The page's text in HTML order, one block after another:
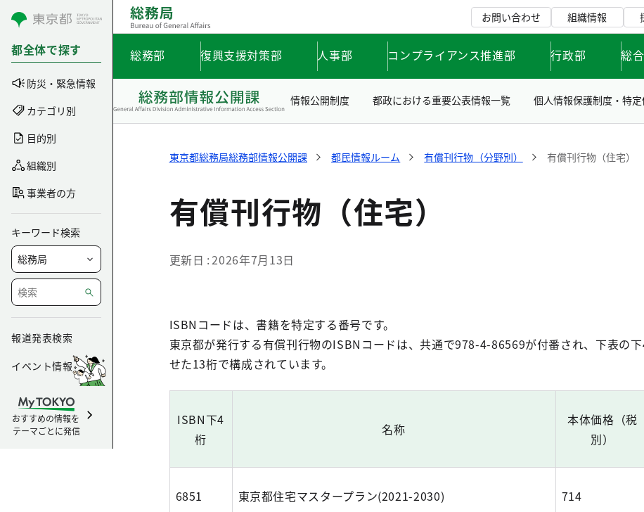
コンテンツにスキップ
都全体で探す
防災・緊急情報
カテゴリ別
目的別
組織別
事業者の方
キーワード検索
報道発表検索
イベント情報
おすすめの情報を
テーマごとに発信
お問い合わせ 組織情報
総務部 復興支援対策部 人事部 コンプライアンス推進部 行政部 総
情報公開制度 都政における重要公表情報一覧 個人情報保護制度・特
東京都総務局総務部情報公開課 都民情報ルーム 有償刊行物（分野別） 有償刊行物（住宅）
有償刊行物（住宅）
更新日 2026年7月13日
ISBNコードは、書籍を特定する番号です。
東京都が発行する有償刊行物のISBNコードは、共通で978-4-86569が付番され、下表の
せた13桁で構成されています。
ISBN下4
桁
名称
本体価格（税
別）
6851 東京都住宅マスタープラン(2021-2030) 714